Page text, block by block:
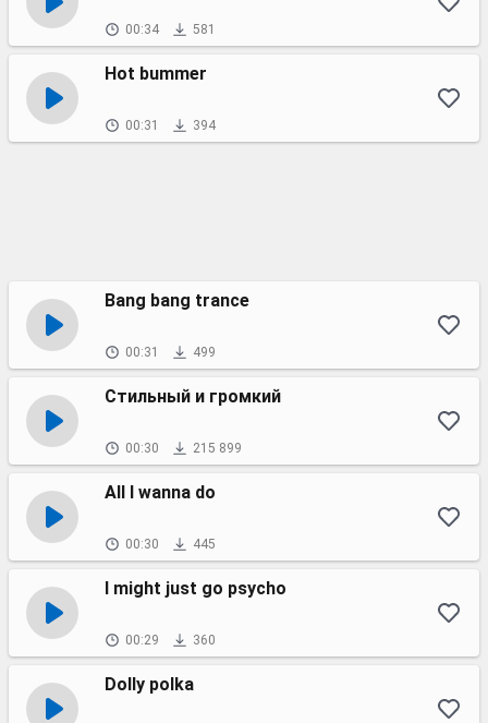
00:34 581
Hot bummer
00:31 394
Bang bang trance
00:31 499
Стильный и громкий
00:30 215 899
All I wanna do
00:30 445
I might just go psycho
00:29 360
Dolly polka